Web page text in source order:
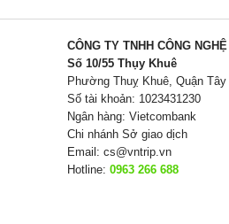
CÔNG TY TNHH CÔNG
Số 10/55 Thụy Khuê
Phường Thuỵ Khuê, Quận
Số tài khoản: 1023431230
Ngân hàng: Vietcombank
Chi nhánh Sở giao dịch
Email: cs@vntrip.vn
Hotline: 0963 266 688